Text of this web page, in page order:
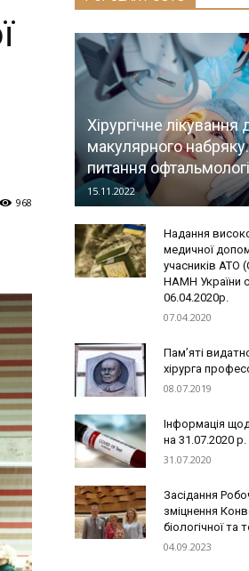
968
Хірургічне лікування
макулярного
питання
15.11.2022
Надання
медичної
учасників АТО
НАМН України
06.04.2020р.
07.04.2020
Пам’яті
хірурга
08.07.2019
Інформація
на 31.07.2020 р.
31.07.2020
Засідання
зміцнення
біологічної та
04.09.2023